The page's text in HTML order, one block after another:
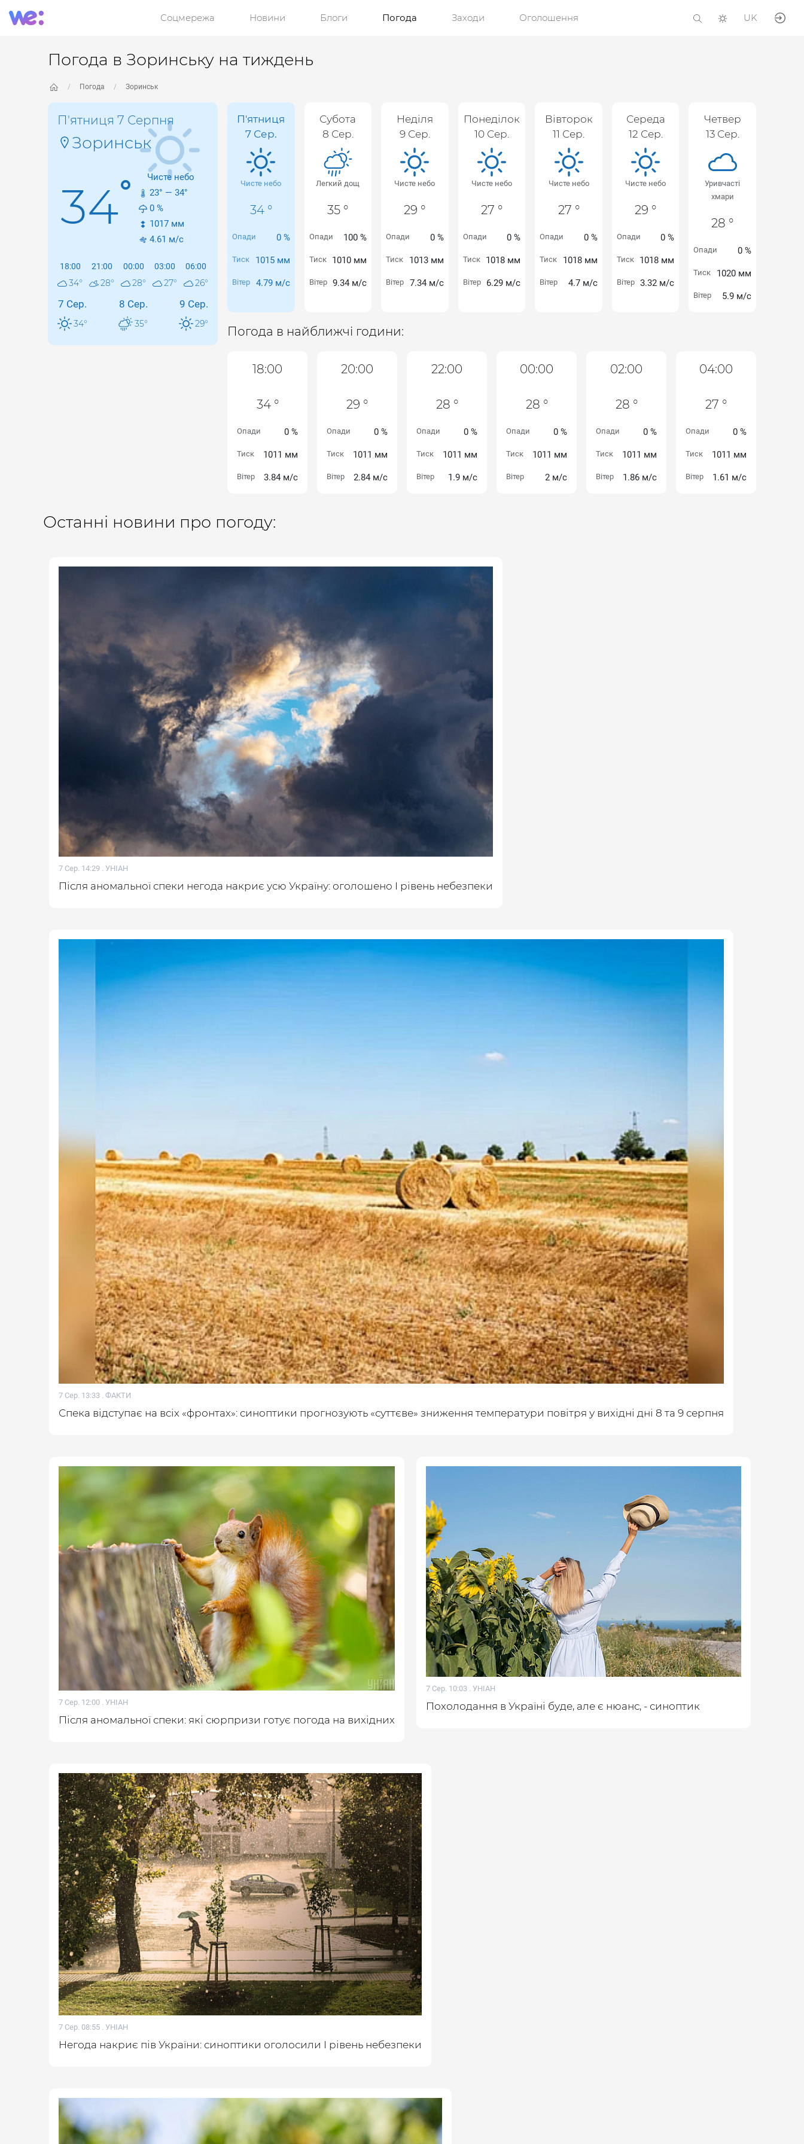
Соцмережа Новини Блоги Погода Заходи Оголошення UK
Погода в Зоринську на тиждень
Погода Зоринськ
П'ятниця 7 Серпня
Зоринськ
34°
Чисте небо
23° — 34°
0 %
1017 мм
4.61 м/с
18:00
34°
21:00
28°
00:00
28°
03:00
27°
06:00
26°
7 Сер.
34°
8 Сер.
35°
9 Сер.
29°
П'ятниця
7 Сер.
Чисте небо
34 °
Опади 0 %
Тиск 1015 мм
Вітер 4.79 м/с
Субота
8 Сер.
Легкий дощ
35 °
Опади 100 %
Тиск 1010 мм
Вітер 9.34 м/с
Неділя
9 Сер.
Чисте небо
29 °
Опади 0 %
Тиск 1013 мм
Вітер 7.34 м/с
Понеділок
10 Сер.
Чисте небо
27 °
Опади 0 %
Тиск 1018 мм
Вітер 6.29 м/с
Вівторок
11 Сер.
Чисте небо
27 °
Опади 0 %
Тиск 1018 мм
Вітер 4.7 м/с
Середа
12 Сер.
Чисте небо
29 °
Опади 0 %
Тиск 1018 мм
Вітер 3.32 м/с
Четвер
13 Сер.
Уривчасті
хмари
28 °
Опади 0 %
Тиск 1020 мм
Вітер 5.9 м/с
Погода в найближчі години:
18:00
34 °
Опади 0 %
Тиск 1011 мм
Вітер 3.84 м/с
20:00
29 °
Опади 0 %
Тиск 1011 мм
Вітер 2.84 м/с
22:00
28 °
Опади 0 %
Тиск 1011 мм
Вітер 1.9 м/с
00:00
28 °
Опади 0 %
Тиск 1011 мм
Вітер 2 м/с
02:00
28 °
Опади 0 %
Тиск 1011 мм
Вітер 1.86 м/с
04:00
27 °
Опади 0 %
Тиск 1011 мм
Вітер 1.61 м/с
Останні новини про погоду:
7 Сер. 14:29 . УНІАН
Після аномальної спеки негода накриє усю Україну: оголошено І рівень небезпеки
7 Сер. 13:33 . ФАКТИ
Спека відступає на всіх «фронтах»: синоптики прогнозують «суттєве» зниження температури повітря у вихідні дні 8 та 9 серпня
7 Сер. 12:00 . УНІАН
Після аномальної спеки: які сюрпризи готує погода на вихідних
7 Сер. 10:03 . УНІАН
Похолодання в Україні буде, але є нюанс, - синоптик
7 Сер. 08:55 . УНІАН
Негода накриє пів України: синоптики оголосили І рівень небезпеки